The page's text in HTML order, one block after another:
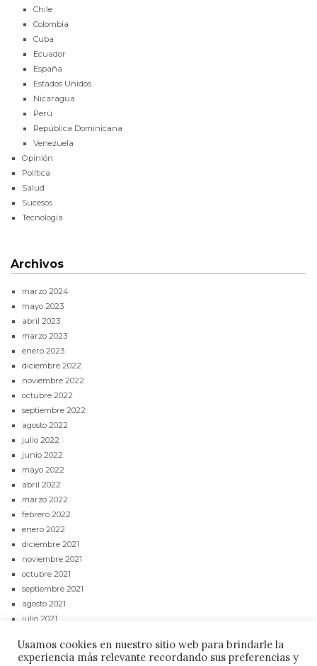
Chile
Colombia
Cuba
Ecuador
España
Estados Unidos
Nicaragua
Perú
República Dominicana
Venezuela
Opinión
Política
Salud
Sucesos
Tecnología
Archivos
marzo 2024
mayo 2023
abril 2023
marzo 2023
enero 2023
diciembre 2022
noviembre 2022
octubre 2022
septiembre 2022
agosto 2022
julio 2022
junio 2022
mayo 2022
abril 2022
marzo 2022
febrero 2022
enero 2022
diciembre 2021
noviembre 2021
octubre 2021
septiembre 2021
agosto 2021
julio 2021
mayo 2021
abril 2021
Usamos cookies en nuestro sitio web para brindarle la
experiencia más relevante recordando sus preferencias y